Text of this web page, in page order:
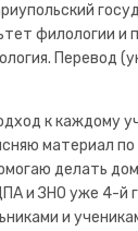
филологии и
Перевод
к каждому
материал
делать
и ЗНО уже 4-й
и